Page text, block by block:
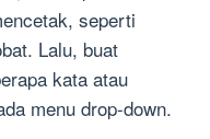
seperti
Lalu, buat
kata atau
menu drop-down.